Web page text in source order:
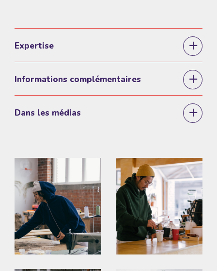
Expertise
Informations complémentaires
Dans les médias